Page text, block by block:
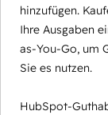
hinzufügen.
Ihre Ausgaben
as-You-Go, um
Sie es nutzen.
HubSpot-